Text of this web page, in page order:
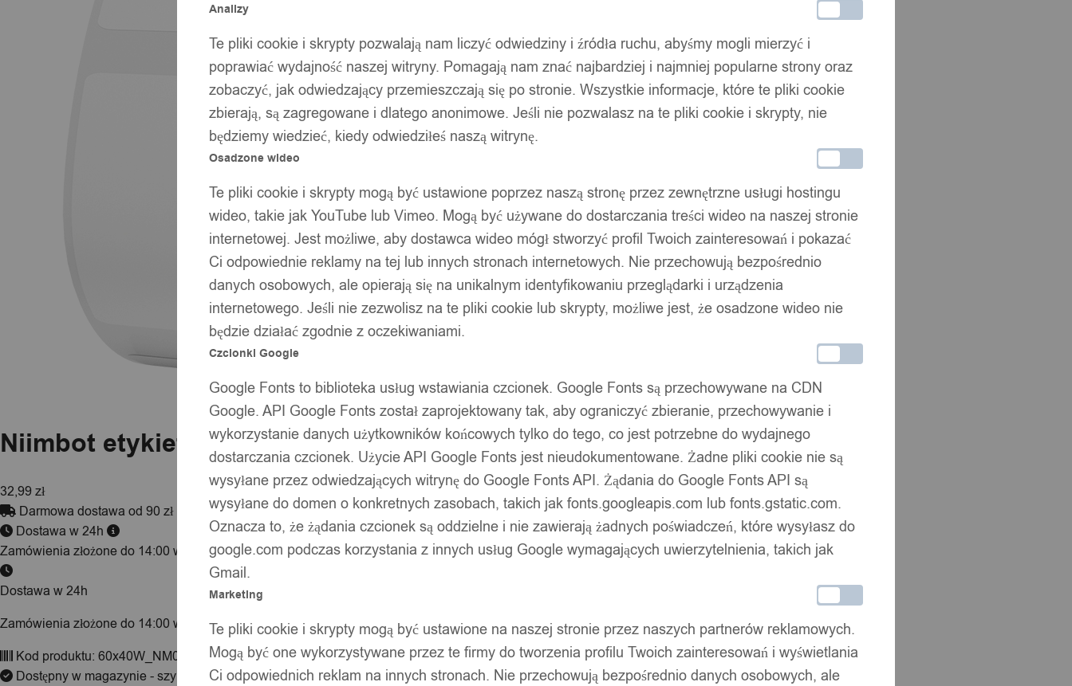
Niimbot etykiety naklejki 60*40mm białe 180szt b3s oryginalne
32,99zł
Darmowa dostawa od 90 zł
Dostawa w 24h
Zamówienia złożone do 14:00 wysyłamy tego samego dnia.
Dostawa w 24h
Zamówienia złożone do 14:00 wysyłamy tego samego dnia.
Kod produktu: 60x40W_NM02
Dostępny w magazynie - szybka dostawa
Analizy
Te pliki cookie i skrypty pozwalają nam liczyć odwiedziny i źródła ruchu, abyśmy mogli mierzyć i
poprawiać wydajność naszej witryny. Pomagają nam znać najbardziej i najmniej popularne strony oraz
zobaczyć, jak odwiedzający przemieszczają się po stronie. Wszystkie informacje, które te pliki cookie
zbierają, są zagregowane i dlatego anonimowe. Jeśli nie pozwalasz na te pliki cookie i skrypty, nie
będziemy wiedzieć, kiedy odwiedziłeś naszą witrynę.
Osadzone wideo
Te pliki cookie i skrypty mogą być ustawione poprzez naszą stronę przez zewnętrzne usługi hostingu
wideo, takie jak YouTube lub Vimeo. Mogą być używane do dostarczania treści wideo na naszej stronie
internetowej. Jest możliwe, aby dostawca wideo mógł stworzyć profil Twoich zainteresowań i pokazać
Ci odpowiednie reklamy na tej lub innych stronach internetowych. Nie przechowują bezpośrednio
danych osobowych, ale opierają się na unikalnym identyfikowaniu przeglądarki i urządzenia
internetowego. Jeśli nie zezwolisz na te pliki cookie lub skrypty, możliwe jest, że osadzone wideo nie
będzie działać zgodnie z oczekiwaniami.
Czcionki Google
Google Fonts to biblioteka usług wstawiania czcionek. Google Fonts są przechowywane na CDN
Google. API Google Fonts został zaprojektowany tak, aby ograniczyć zbieranie, przechowywanie i
wykorzystanie danych użytkowników końcowych tylko do tego, co jest potrzebne do wydajnego
dostarczania czcionek. Użycie API Google Fonts jest nieudokumentowane. Żadne pliki cookie nie są
wysyłane przez odwiedzających witrynę do Google Fonts API. Żądania do Google Fonts API są
wysyłane do domen o konkretnych zasobach, takich jak fonts.googleapis.com lub fonts.gstatic.com.
Oznacza to, że żądania czcionek są oddzielne i nie zawierają żadnych poświadczeń, które wysyłasz do
google.com podczas korzystania z innych usług Google wymagających uwierzytelnienia, takich jak
Gmail.
Marketing
Te pliki cookie i skrypty mogą być ustawione na naszej stronie przez naszych partnerów reklamowych.
Mogą być one wykorzystywane przez te firmy do tworzenia profilu Twoich zainteresowań i wyświetlania
Ci odpowiednich reklam na innych stronach. Nie przechowują bezpośrednio danych osobowych, ale